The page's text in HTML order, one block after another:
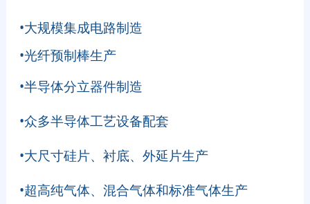
•大规模集成电路制造
•光纤预制棒生产
•半导体分立器件制造
•众多半导体工艺设备配套
•大尺寸硅片、衬底、外延片生产
•超高纯气体、混合气体和标准气体生产